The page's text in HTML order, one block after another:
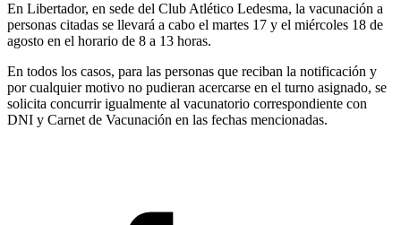
En Libertador, en sede del Club Atlético Ledesma, la vacunación a
personas citadas se llevará a cabo el martes 17 y el miércoles 18 de
agosto en el horario de 8 a 13 horas.
En todos los casos, para las personas que reciban la notificación y
por cualquier motivo no pudieran acercarse en el turno asignado, se
solicita concurrir igualmente al vacunatorio correspondiente con
DNI y Carnet de Vacunación en las fechas mencionadas.